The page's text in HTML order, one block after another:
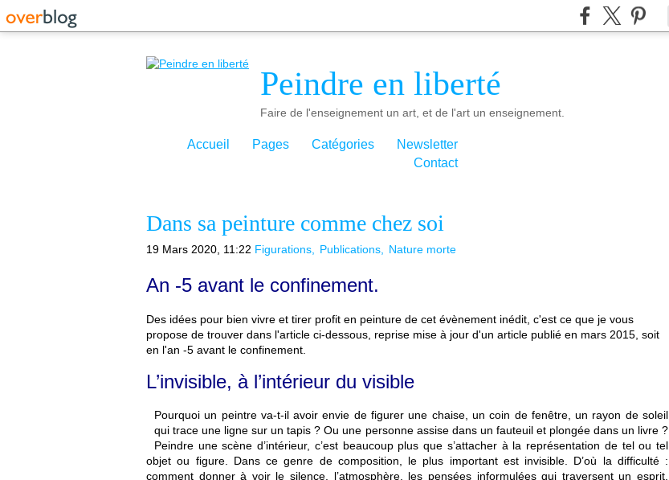
Peindre en liberté
Faire de l'enseignement un art, et de l'art un enseignement.
Accueil Pages Catégories
Newsletter
Contact
Dans sa peinture comme chez soi
19 Mars 2020, 11:22 Figurations Publications Nature morte
An -5 avant le confinement.
Des idées pour bien vivre et tirer profit en peinture de cet évènement inédit, c'est ce que je vous
propose de trouver dans l'article ci-dessous, reprise mise à jour d'un article publié en mars 2015, soit
en l'an -5 avant le confinement.
L’invisible, à l’intérieur du visible
Pourquoi un peintre va-t-il avoir envie de figurer une chaise, un coin de fenêtre, un rayon de soleil
qui trace une ligne sur un tapis ? Ou une personne assise dans un fauteuil et plongée dans un livre ?
Peindre une scène d’intérieur, c’est beaucoup plus que s’attacher à la représentation de tel ou tel
objet ou figure. Dans ce genre de composition, le plus important est invisible. D’où la difficulté :
comment donner à voir le silence, l’atmosphère, les pensées informulées qui traversent un esprit.